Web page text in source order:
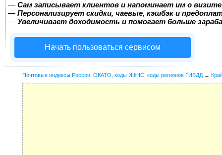
— Сам записывает клиентов и напоминает им о
— Персонализирует скидки, чаевые, кэшбэк и
— Увеличивает доходимость и помогает больше
Начать пользоваться сервисом
Почтовые индексы России, ОКАТО, коды ИФНС, коды регионов ГИБДД →